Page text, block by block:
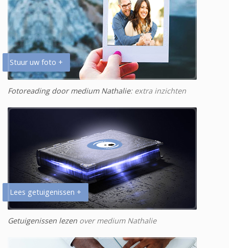
Stuur uw foto +
Fotoreading door medium Nathalie: extra inzichten
Lees getuigenissen +
Getuigenissen lezen over medium Nathalie